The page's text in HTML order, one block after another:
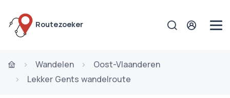
Routezoeker
Wandelen
Oost-Vlaanderen
Lekker Gents wandelroute